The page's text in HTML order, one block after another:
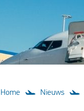
Home Nieuws